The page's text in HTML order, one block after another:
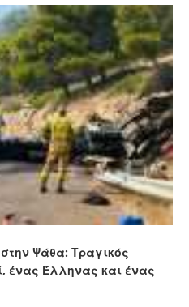
Ψάθα: Τραγικός
ένας Έλληνας και ένας